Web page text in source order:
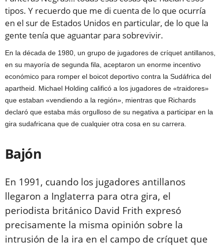
tipos. Y recuerdo que me di cuenta de lo que ocurría
en el sur de Estados Unidos en particular, de lo que la
gente tenía que aguantar para sobrevivir.
En la década de 1980, un grupo de jugadores de críquet antillanos,
en su mayoría de segunda fila, aceptaron un enorme incentivo
económico para romper el boicot deportivo contra la Sudáfrica del
apartheid. Michael Holding calificó a los jugadores de «traidores»
que estaban «vendiendo a la región», mientras que Richards
declaró que estaba más orgulloso de su negativa a participar en la
gira sudafricana que de cualquier otra cosa en su carrera.
Bajón
En 1991, cuando los jugadores antillanos
llegaron a Inglaterra para otra gira, el
periodista británico David Frith expresó
precisamente la misma opinión sobre la
intrusión de la ira en el campo de críquet que